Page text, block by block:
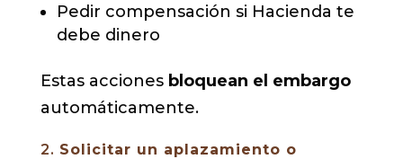
Pedir compensación si Hacienda te
debe dinero
Estas acciones bloquean el embargo
automáticamente.
2. Solicitar un aplazamiento o